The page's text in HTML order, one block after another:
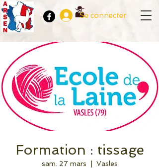
Se connecter
Formation : tissage
sam. 27 mars Vasles